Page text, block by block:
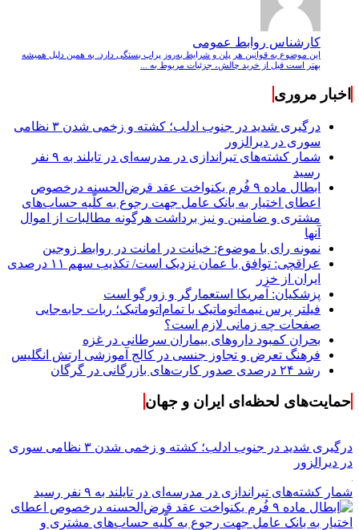
کارشناس روابط عمومی
این موضوع به قوانین هر پلن و شرایط به‌روز پراپ بستگی دارد. به همین دلیل همیشه
بهتر است قبل از خرید چالش، جزئیات مربوط به ...
اخبار مروری
درگیری شدید در جنوب ادلب؛ کشته و زخمی شدن ۳ نظامی
سوری در دیرالزور
شمار کشته‌های تیراندازی در مدرسه‌ای در تایلند به ۹ نفر
رسید
ابطال ماده ۹ فُرم یکنواخت عقد قرض‌الحسنه درخصوص
اعطای اختیار به بانک عامل جهت رجوع به کلّیه حساب‌های
مشتری و ضامنین و نیز برداشت هرگونه مطالبات از اموال
آنها
نمونه رای با موضوع: خیانت در امانت در روابط زوجین
عراقچی: توافق با عمان نزدیک است/ تکذیب سهم ۱۱ درصدی
ایران از خزر
پزشکیان: آمریکا استعمارگر و زورگو است
فیلتر پرس نیمه‌اتوماتیک یا تمام‌اتوماتیک؛ ربات جابه‌جایی
صفحات چه زمانی لازم است؟
بحران کمبود دارو‌های بیماران سرطانی در غزه
فرهنگ تعرض و تجاوز جنسی در کالج آموزشی ارتش انگلیس
رشد ۲۴ درصدی صدور کارت‌های بازرگانی در گرگان
حمایت‌های لحظه‌ای ایران و جهان
درگیری شدید در جنوب ادلب؛ کشته و زخمی شدن ۳ نظامی سوری
در دیرالزور
شمار کشته‌های تیراندازی در مدرسه‌ای در تایلند به ۹ نفر رسید